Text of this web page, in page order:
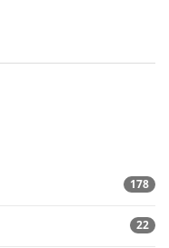
178
22